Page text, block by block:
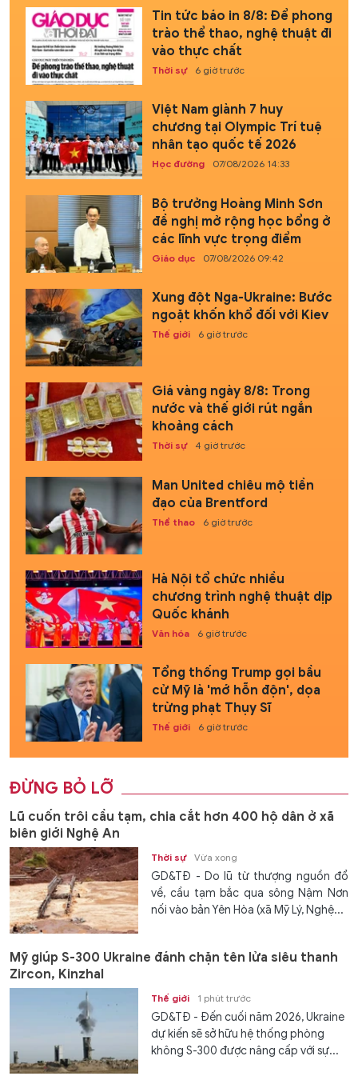
Tin tức báo in 8/8: Để phong
trào thể thao, nghệ thuật đi
vào thực chất
Thời sự 6 giờ trước
Việt Nam giành 7 huy
chương tại Olympic Trí tuệ
nhân tạo quốc tế 2026
Học đường 07/08/2026 14:33
Bộ trưởng Hoàng Minh Sơn
đề nghị mở rộng học bổng ở
các lĩnh vực trọng điểm
Giáo dục 07/08/2026 09:42
Xung đột Nga-Ukraine: Bước
ngoặt khốn khổ đối với Kiev
Thế giới 6 giờ trước
Giá vàng ngày 8/8: Trong
nước và thế giới rút ngắn
khoảng cách
Thời sự 4 giờ trước
Man United chiêu mộ tiền
đạo của Brentford
Thể thao 6 giờ trước
Hà Nội tổ chức nhiều
chương trình nghệ thuật dịp
Quốc khánh
Văn hóa 6 giờ trước
Tổng thống Trump gọi bầu
cử Mỹ là 'mớ hỗn độn', dọa
trừng phạt Thụy Sĩ
Thế giới 6 giờ trước
ĐỪNG BỎ LỠ
Lũ cuốn trôi cầu tạm, chia cắt hơn 400 hộ dân ở xã
biên giới Nghệ An
Thời sự Vừa xong
GD&TĐ - Do lũ từ thượng nguồn đổ
về, cầu tạm bắc qua sông Nậm Nơn
nối vào bản Yên Hòa (xã Mỹ Lý, Nghệ...
Mỹ giúp S-300 Ukraine đánh chặn tên lửa siêu thanh
Zircon, Kinzhal
Thế giới 1 phút trước
GD&TĐ - Đến cuối năm 2026, Ukraine
dự kiến ​​sẽ sở hữu hệ thống phòng
không S-300 được nâng cấp với sự...